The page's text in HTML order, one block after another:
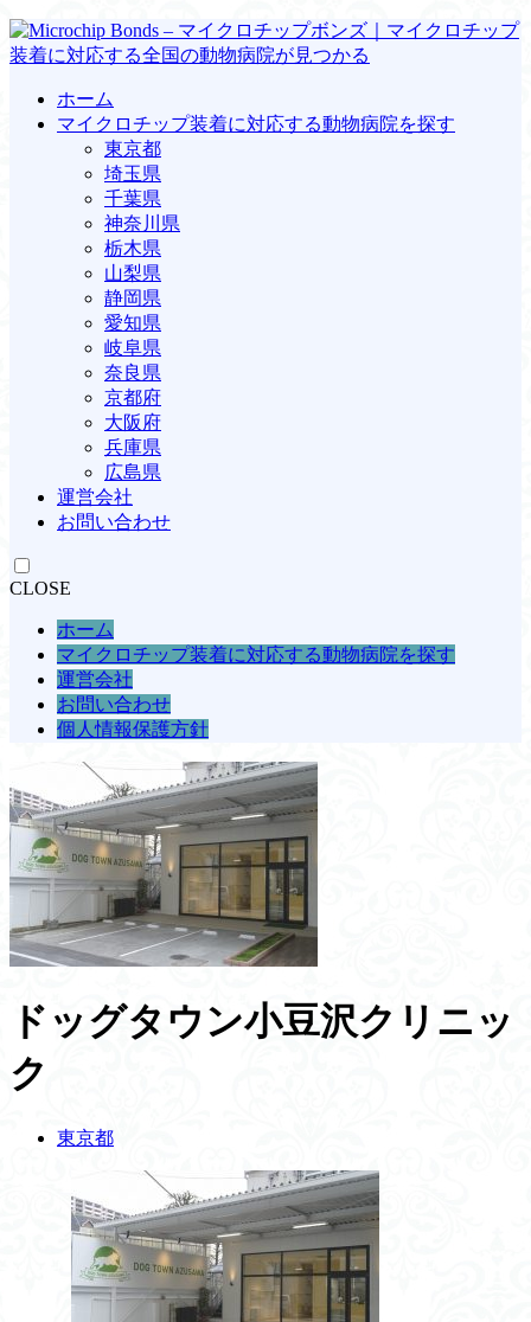
ホーム
マイクロチップ装着に対応する動物病院を探す
東京都
埼玉県
千葉県
神奈川県
栃木県
山梨県
静岡県
愛知県
岐阜県
奈良県
京都府
大阪府
兵庫県
広島県
運営会社
お問い合わせ
CLOSE
ホーム
マイクロチップ装着に対応する動物病院を探す
運営会社
お問い合わせ
個人情報保護方針
ドッグタウン小豆沢クリニッ
ク
東京都